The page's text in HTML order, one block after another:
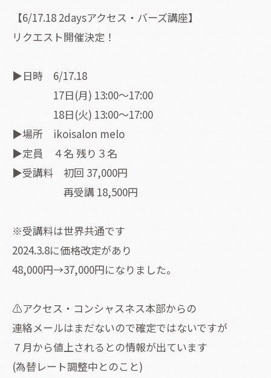
【6/17.18 2daysアクセス・バーズ講座】
リクエスト開催決定！
▶日時 6/17.18
17日(月) 13:00〜17:00
18日(火) 13:00〜17:00
▶場所 ikoisalon melo
▶定員 ４名 残り３名
▶受講料 初回 37,000円
再受講 18,500円
※受講料は世界共通です
2024.3.8に価格改定があり
48,000円→37,000円になりました。
⚠️アクセス・コンシャスネス本部からの
連絡メールはまだないので確定ではないですが
７月から値上されるとの情報が出ています
(為替レート調整中とのこと)